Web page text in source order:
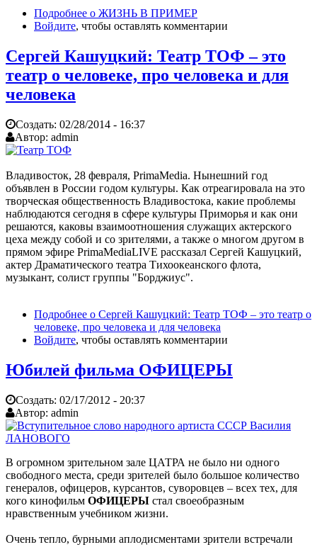
Подробнее о ЖИЗНЬ В ПРИМЕР
Войдите, чтобы оставлять комментарии
Сергей Кашуцкий: Театр ТОФ – это
театр о человеке, про человека и для
человека
Создать: 02/28/2014 - 16:37
Автор: admin
Владивосток, 28 февраля, PrimaMedia. Нынешний год
объявлен в России годом культуры. Как отреагировала на это
творческая общественность Владивостока, какие проблемы
наблюдаются сегодня в сфере культуры Приморья и как они
решаются, каковы взаимоотношения служащих актерского
цеха между собой и со зрителями, а также о многом другом в
прямом эфире PrimaMediaLIVE рассказал Сергей Кашуцкий,
актер Драматического театра Тихоокеанского флота,
музыкант, солист группы "Борджиус".
Подробнее о Сергей Кашуцкий: Театр ТОФ – это театр о
человеке, про человека и для человека
Войдите, чтобы оставлять комментарии
Юбилей фильма ОФИЦЕРЫ
Создать: 02/17/2012 - 20:37
Автор: admin
В огромном зрительном зале ЦАТРА не было ни одного
свободного места, среди зрителей было большое количество
генералов, офицеров, курсантов, суворовцев – всех тех, для
кого кинофильм ОФИЦЕРЫ стал своеобразным
нравственным учебником жизни.
Очень тепло, бурными аплодисментами зрители встречали